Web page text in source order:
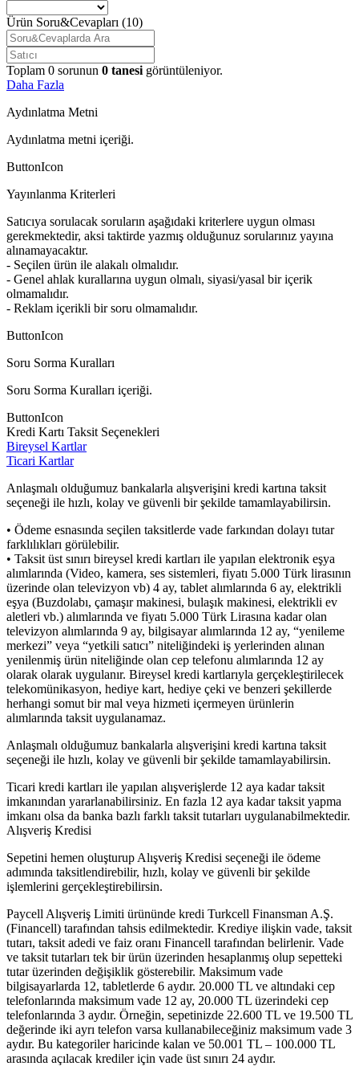
Ürün Soru&Cevapları (10)
Toplam 0 sorunun 0 tanesi görüntüleniyor.
Daha Fazla
Aydınlatma Metni
Aydınlatma metni içeriği.
ButtonIcon
Yayınlanma Kriterleri
Satıcıya sorulacak soruların aşağıdaki kriterlere uygun olması
gerekmektedir, aksi taktirde yazmış olduğunuz sorularınız yayına
alınamayacaktır.
- Seçilen ürün ile alakalı olmalıdır.
- Genel ahlak kurallarına uygun olmalı, siyasi/yasal bir içerik
olmamalıdır.
- Reklam içerikli bir soru olmamalıdır.
ButtonIcon
Soru Sorma Kuralları
Soru Sorma Kuralları içeriği.
ButtonIcon
Kredi Kartı Taksit Seçenekleri
Bireysel Kartlar
Ticari Kartlar
Anlaşmalı olduğumuz bankalarla alışverişini kredi kartına taksit
seçeneği ile hızlı, kolay ve güvenli bir şekilde tamamlayabilirsin.
• Ödeme esnasında seçilen taksitlerde vade farkından dolayı tutar
farklılıkları görülebilir.
• Taksit üst sınırı bireysel kredi kartları ile yapılan elektronik eşya
alımlarında (Video, kamera, ses sistemleri, fiyatı 5.000 Türk lirasının
üzerinde olan televizyon vb) 4 ay, tablet alımlarında 6 ay, elektrikli
eşya (Buzdolabı, çamaşır makinesi, bulaşık makinesi, elektrikli ev
aletleri vb.) alımlarında ve fiyatı 5.000 Türk Lirasına kadar olan
televizyon alımlarında 9 ay, bilgisayar alımlarında 12 ay, “yenileme
merkezi” veya “yetkili satıcı” niteliğindeki iş yerlerinden alınan
yenilenmiş ürün niteliğinde olan cep telefonu alımlarında 12 ay
olarak olarak uygulanır. Bireysel kredi kartlarıyla gerçekleştirilecek
telekomünikasyon, hediye kart, hediye çeki ve benzeri şekillerde
herhangi somut bir mal veya hizmeti içermeyen ürünlerin
alımlarında taksit uygulanamaz.
Anlaşmalı olduğumuz bankalarla alışverişini kredi kartına taksit
seçeneği ile hızlı, kolay ve güvenli bir şekilde tamamlayabilirsin.
Ticari kredi kartları ile yapılan alışverişlerde 12 aya kadar taksit
imkanından yararlanabilirsiniz. En fazla 12 aya kadar taksit yapma
imkanı olsa da banka bazlı farklı taksit tutarları uygulanabilmektedir.
Alışveriş Kredisi
Sepetini hemen oluşturup Alışveriş Kredisi seçeneği ile ödeme
adımında taksitlendirebilir, hızlı, kolay ve güvenli bir şekilde
işlemlerini gerçekleştirebilirsin.
Paycell Alışveriş Limiti ürününde kredi Turkcell Finansman A.Ş.
(Financell) tarafından tahsis edilmektedir. Krediye ilişkin vade, taksit
tutarı, taksit adedi ve faiz oranı Financell tarafından belirlenir. Vade
ve taksit tutarları tek bir ürün üzerinden hesaplanmış olup sepetteki
tutar üzerinden değişiklik gösterebilir. Maksimum vade
bilgisayarlarda 12, tabletlerde 6 aydır. 20.000 TL ve altındaki cep
telefonlarında maksimum vade 12 ay, 20.000 TL üzerindeki cep
telefonlarında 3 aydır. Örneğin, sepetinizde 22.600 TL ve 19.500 TL
değerinde iki ayrı telefon varsa kullanabileceğiniz maksimum vade 3
aydır. Bu kategoriler haricinde kalan ve 50.001 TL – 100.000 TL
arasında açılacak krediler için vade üst sınırı 24 aydır.